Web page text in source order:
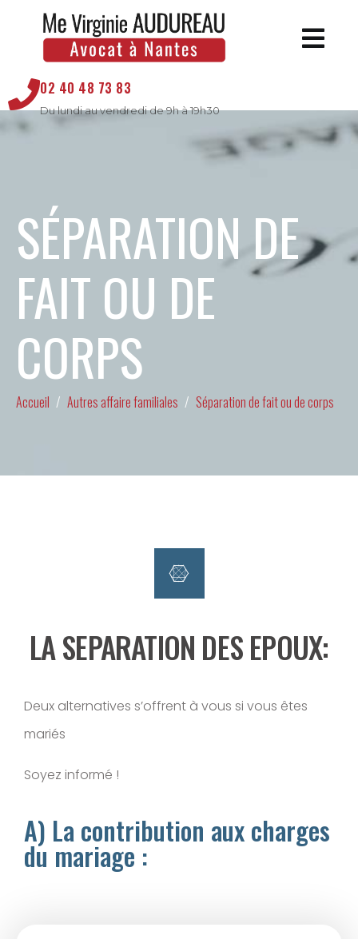
02 40 48 73 83
Du lundi au vendredi de 9h à 19h30
SÉPARATION DE
FAIT OU DE
CORPS
Accueil Autres affaire familiales Séparation de fait ou de corps
LA SEPARATION DES EPOUX:
Deux alternatives s’offrent à vous si vous êtes
mariés
Soyez informé !
A) La contribution aux charges
du mariage :